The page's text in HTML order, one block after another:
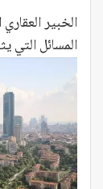
الخبير
المسائل التي